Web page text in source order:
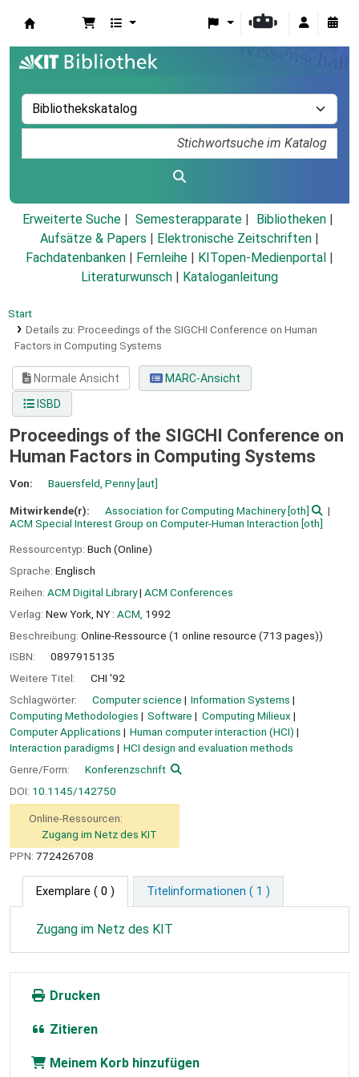
Erweiterte Suche Semesterapparate
Bibliotheken
Aufsätze & Papers
Elektronische Zeitschriften
Fachdatenbanken
Fernleihe KITopen-Medienportal
Literaturwunsch
Kataloganleitung
Start
Details zu: Proceedings of the SIGCHI Conference on Human
Factors in Computing Systems
Normale Ansicht
MARC-Ansicht
ISBD
Proceedings of the SIGCHI Conference on
Human Factors in Computing Systems
Von: Bauersfeld, Penny[aut]
Mitwirkende(r): Association for Computing Machinery[oth]
ACM Special Interest Group on Computer-Human Interaction [oth]
Ressourcentyp: Buch (Online)
Sprache: Englisch
Reihen: ACM Digital Library| ACM Conferences
Verlag: New York, NY : ACM, 1992
Beschreibung: Online-Ressource (1 online resource (713 pages))
ISBN:
0897915135
Weitere Titel:
CHI '92
Schlagwörter:
Computer science
Information Systems
Computing Methodologies
Software
Computing Milieux
Computer Applications
Human computer interaction (HCI)
Interaction paradigms
HCI design and evaluation methods
Genre/Form:
Konferenzschrift
DOI: 10.1145/142750
Online-Ressourcen:
Zugang im Netz des KIT
PPN: 772426708
Exemplare ( 0 ) Titelinformationen ( 1 )
Zugang im Netz des KIT
Drucken
Zitieren
Meinem Korb hinzufügen